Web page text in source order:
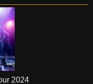
2024